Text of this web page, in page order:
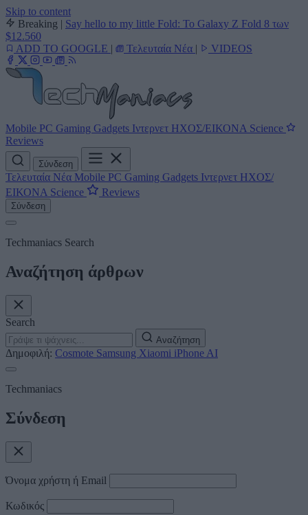
Skip to content
Breaking | Say hello to my little Fold: Το Galaxy Z Fold 8 των
$12.560
ADD TO GOOGLE | Τελευταία Νέα | VIDEOS
Mobile PC Gaming Gadgets Ιντερνετ ΗΧΟΣ/ΕΙΚΟΝΑ Science
Reviews
Σύνδεση
Τελευταία Νέα Mobile PC Gaming Gadgets Ιντερνετ ΗΧΟΣ/
ΕΙΚΟΝΑ Science Reviews
Σύνδεση
Techmaniacs Search
Αναζήτηση άρθρων
Search
Αναζήτηση
Δημοφιλή: Cosmote Samsung Xiaomi iPhone AI
Techmaniacs
Σύνδεση
Όνομα χρήστη ή Email
Κωδικός